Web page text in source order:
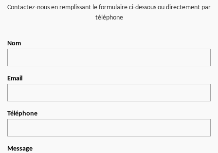
Contactez-nous en remplissant le formulaire ci-dessous ou directement par
téléphone
Nom
Email
Téléphone
Message